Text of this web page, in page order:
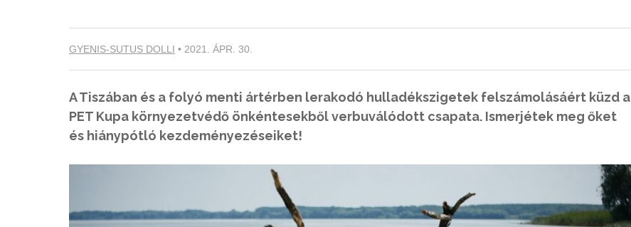
GYENIS-SUTUS DOLLI • 2021. ÁPR. 30.
A Tiszában és a folyó menti ártérben lerakodó hulladékszigetek felszámolásáért küzd a
PET Kupa környezetvédő önkéntesekből verbuválódott csapata. Ismerjétek meg őket
és hiánypótló kezdeményezéseiket!